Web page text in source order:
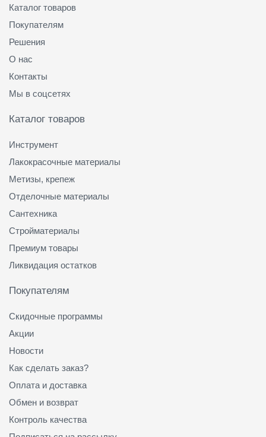
Каталог товаров
Покупателям
Решения
О нас
Контакты
Мы в соцсетях
Каталог товаров
Инструмент
Лакокрасочные материалы
Метизы, крепеж
Отделочные материалы
Сантехника
Стройматериалы
Премиум товары
Ликвидация остатков
Покупателям
Скидочные программы
Акции
Новости
Как сделать заказ?
Оплата и доставка
Обмен и возврат
Контроль качества